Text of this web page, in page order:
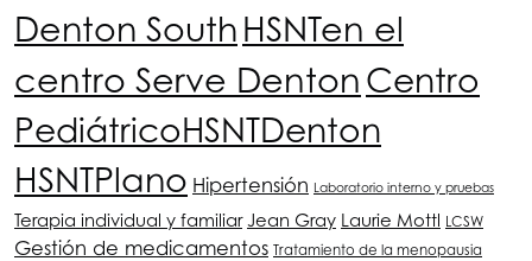
Denton South HSNTen el
centro Serve Denton Centro
PediátricoHSNTDenton
HSNTPlano Hipertensión Laboratorio interno y pruebas
Terapia individual y familiar Jean Gray Laurie Mottl LCSW
Gestión de medicamentos Tratamiento de la menopausia